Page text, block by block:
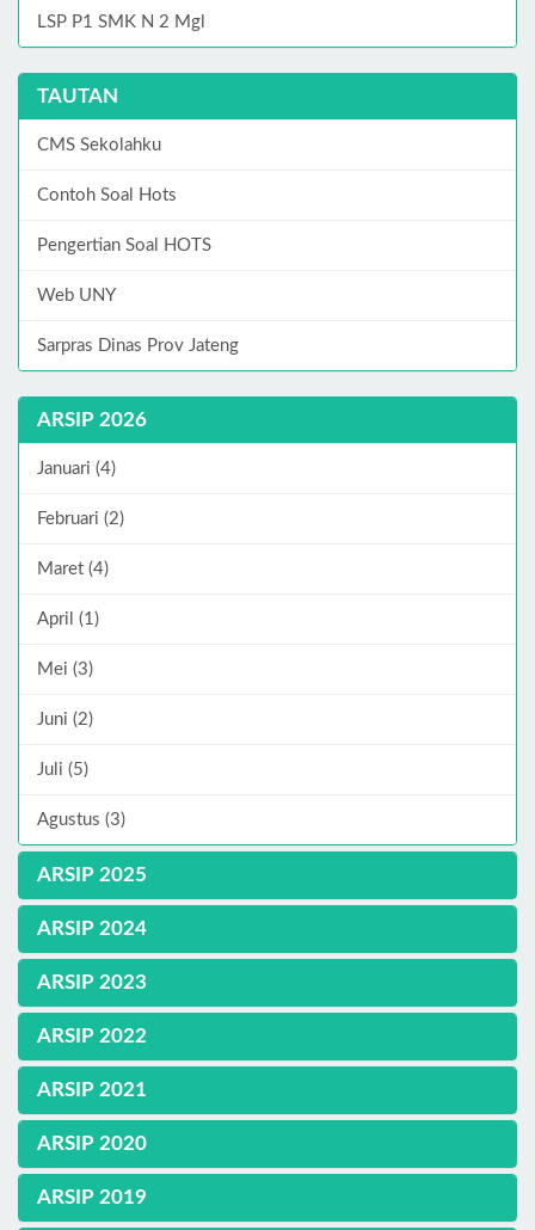
LSP P1 SMK N 2 Mgl
TAUTAN
CMS Sekolahku
Contoh Soal Hots
Pengertian Soal HOTS
Web UNY
Sarpras Dinas Prov Jateng
ARSIP 2026
Januari (4)
Februari (2)
Maret (4)
April (1)
Mei (3)
Juni (2)
Juli (5)
Agustus (3)
ARSIP 2025
ARSIP 2024
ARSIP 2023
ARSIP 2022
ARSIP 2021
ARSIP 2020
ARSIP 2019